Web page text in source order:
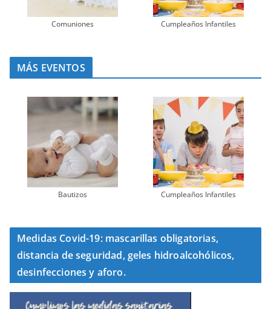
Comuniones Cumpleaños Infantiles
MÁS EVENTOS
Bautizos Cumpleaños Infantiles
Medidas Covid-19: mascarillas obligatorias,
distancia de seguridad, geles hidroalcohólicos,
desinfecciones y aforo.